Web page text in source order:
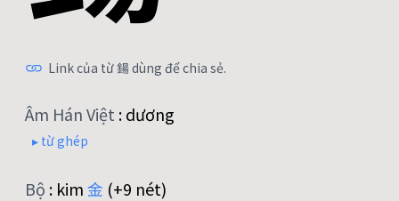
Link của từ 鍚 dùng để chia sẻ.
Âm Hán Việt :dương
▸ từ ghép
Bộ : kim金 (+9 nét)